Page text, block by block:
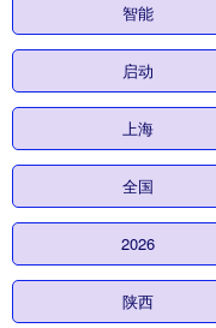
智能
启动
上海
全国
2026
陕西